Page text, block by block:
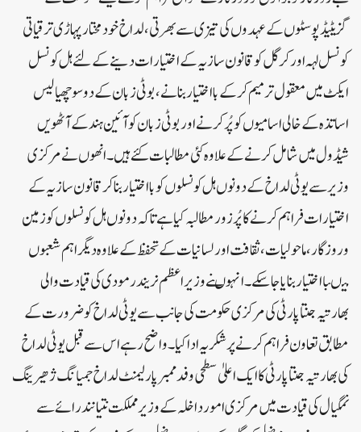
گزیٹیڈپوسٹوں کے عہدوں کی تیزی سے بھرتی ،لداخ خودمختارپہاڑی ترقیاتی
کونسل لہہ اور کرگل کوقانون سازیہ کے اختیارات دینے کے لئے ہل کونسل
ایکٹ میں معقول ترمیم کرکے بااختیاربنانے ،بوٹی زبان کے دوسوچھیالیس
اساتذہ کے خالی اسامیوں کو پُر کرنے اوربوٹی زبان کو آئین ہندکے آٹھویں
شیڈول میں شامل کرنے کے علاوہ کئی مطالبات کئے ہیں ۔انھوں نے مرکزی
وزیر سے یوٹی لداخ کے دونوں ہل کونسلوں کو بااختیاربناکر قانون سازیہ کے
اختیارات فراہم کرنے کاپُرزورمطالبہ کیا ہے تاکہ دونوں ہل کونسلوں کو زمین
وروزگار،ماحولیات ،ثقافت اور لسانیات کے تحفظ کے علاوہ دیگراہم شعبوں
میںبا اختیاربنایاجاسکے ۔انہو ںنے وزیرا عظم نریندرمودی کی قیادت والی
بھارتیہ جنتاپارٹی کی مرکزی حکومت کی جانب سے یوٹی لداخ کوضرورت کے
مطابق تعاون فراہم کرنے پر شکریہ اداکیا۔واضح رہے اس سے قبل یوٹی لداخ
کی بھارتیہ جنتاپارٹی کا ایک اعلیٰ سطحی وفد ممبرپارلیمنٹ لداخ جمیانگ ژھیرینگ
نمگیال کی قیادت میں مرکزی امورداخلہ کے وزیر مملکت نتیانندرائے سے